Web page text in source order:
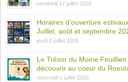
vendredi 17 juillet 2026
Horaires d’ouverture
Juillet, août et septembre
jeudi 2 juillet 2026
Le Trésor du Moine
découvrir au coeur du
mercredi 1 juillet 2026